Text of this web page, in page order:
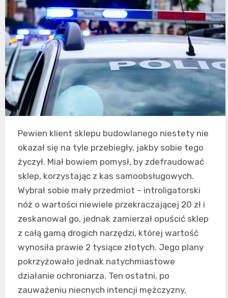
Pewien klient sklepu budowlanego niestety nie
okazał się na tyle przebiegły, jakby sobie tego
życzył. Miał bowiem pomysł, by zdefraudować
sklep, korzystając z kas samoobsługowych.
Wybrał sobie mały przedmiot – introligatorski
nóż o wartości niewiele przekraczającej 20 zł i
zeskanował go, jednak zamierzał opuścić sklep
z całą gamą drogich narzędzi, której wartość
wynosiła prawie 2 tysiące złotych. Jego plany
pokrzyżowało jednak natychmiastowe
działanie ochroniarza. Ten ostatni, po
zauważeniu niecnych intencji mężczyzny,